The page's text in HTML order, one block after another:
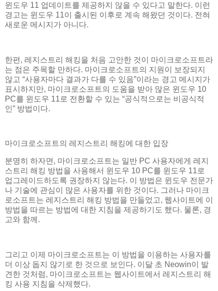
윈도우 11 업데이트를 제공하지 않을 수 있다고 말한다. 이런
경고는 윈도우 11이 출시된 이후로 계속 해왔던 것이다. 전혀
새로운 메시지가 아니다.
한편, 레지스트리 해킹을 처음 고안한 것이 마이크로소프트라
는 점은 주목할 만하다. 마이크로소프트의 지원이 보장되지
않고 “사용자마다 결과가 다를 수 있음”이라는 경고 메시지가
표시하지만, 마이크로소프트의 도움을 받아 많은 윈도우 10
PC를 윈도우 11로 전환할 수 있는 “공식적으로는 비공식적
인” 방법이다.
마이크로소프트의 레지스트리 해킹에 대한 입장
분명히 하자면, 마이크로소프트는 일반 PC 사용자에게 레지
스트리 해킹 방법을 사용해서 윈도우 10 PC를 윈도우 11로
업그레이드하도록 권장하지 않는다. 이 방법은 윈도우 전문가
나 기술에 관심이 많은 사용자를 위한 것이다. 그러나 마이크
로소프트는 레지스트리 해킹 방법을 만들었고, 웹사이트에 이
방법을 따르는 방법에 대한 지침을 제공하기도 했다. 물론, 경
고와 함께.
그리고 이제 마이크로소프트는 이 방법을 이용하는 사용자를
더 이상 돕지 않기로 한 것으로 보인다. 이달 초 Neowin이 발
견한 것처럼, 마이크로소프트는 웹사이트에서 레지스트리 해
킹 사용 지침을 삭제했다.